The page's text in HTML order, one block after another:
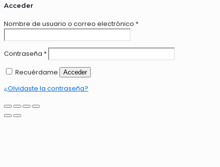
Acceder
Nombre de usuario o correo electrónico *
Contraseña *
Recuérdame
Acceder
¿Olvidaste la contraseña?